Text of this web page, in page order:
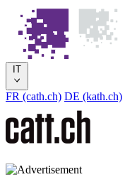
IT
FR (cath.ch) DE (kath.ch)